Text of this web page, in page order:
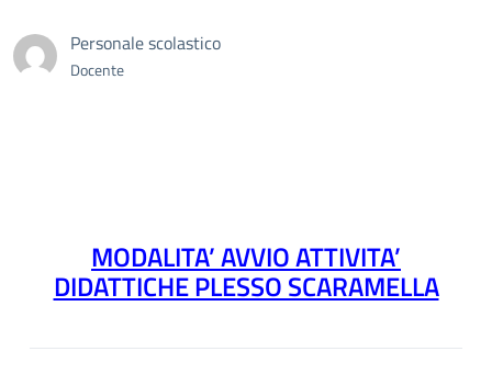
Personale scolastico
Docente
MODALITA’ AVVIO ATTIVITA’
DIDATTICHE PLESSO SCARAMELLA